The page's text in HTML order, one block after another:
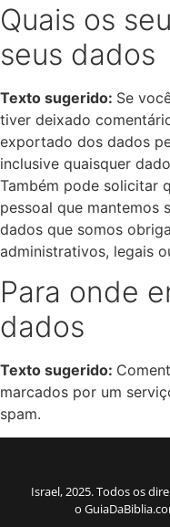
Quais os
seus dados
Texto sugerido: Se
tiver deixado
exportado dos dados
inclusive quaisquer
Também pode solicitar
pessoal que mantemos
dados que somos
administrativos, legais
Para onde
dados
Texto sugerido:
marcados por um
spam.
Israel, 2025. Todos os
o